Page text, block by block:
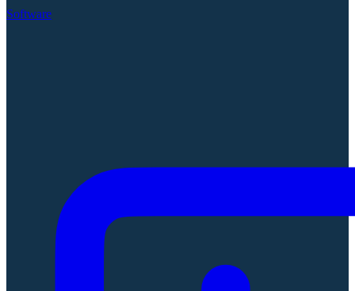
Software